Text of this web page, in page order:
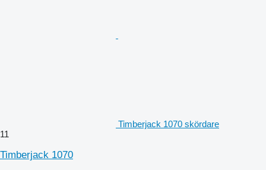
Timberjack 1070 skördare
11
Timberjack 1070